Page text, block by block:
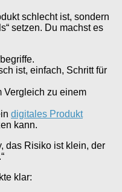
schlecht ist, sondern
setzen. Du machst es
ist, einfach, Schritt für
Vergleich zu einem
digitales Produkt
kann.
das Risiko ist klein, der
klar: